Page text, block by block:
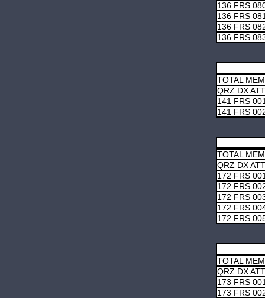
136 FRS
136 FRS
136 FRS
136 FRS
TOTAL
QRZ DX
141 FRS
141 FRS
TOTAL
QRZ DX
172 FRS
172 FRS
172 FRS
172 FRS
172 FRS
TOTAL
QRZ DX
173 FRS
173 FRS